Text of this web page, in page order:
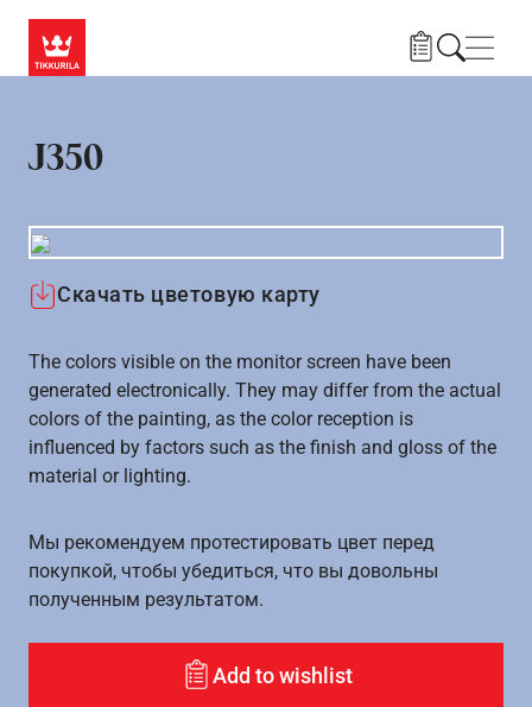
J350
Скачать цветовую карту
The colors visible on the monitor screen have been
generated electronically. They may differ from the actual
colors of the painting, as the color reception is
influenced by factors such as the finish and gloss of the
material or lighting.
Мы рекомендуем протестировать цвет перед
покупкой, чтобы убедиться, что вы довольны
полученным результатом.
Add to wishlist